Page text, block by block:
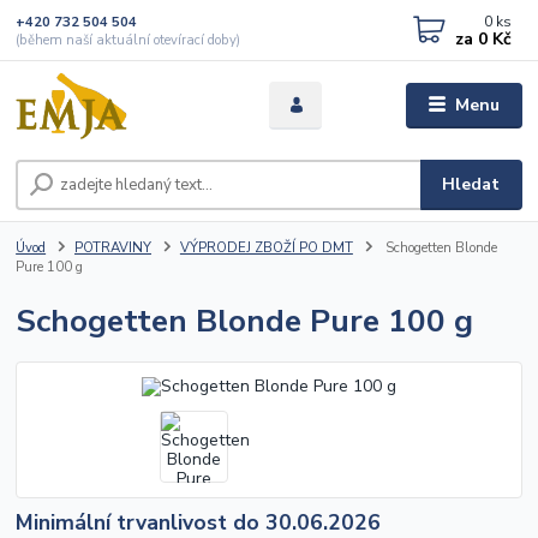
Menu
Hledat
+420 732 504 504
(během naší aktuální otevírací doby)
0 ks
za 0 Kč
Úvod POTRAVINY VÝPRODEJ ZBOŽÍ PO DMT
Schogetten Blonde
Pure 100 g
Schogetten Blonde Pure 100 g
Minimální trvanlivost do 30.06.2026